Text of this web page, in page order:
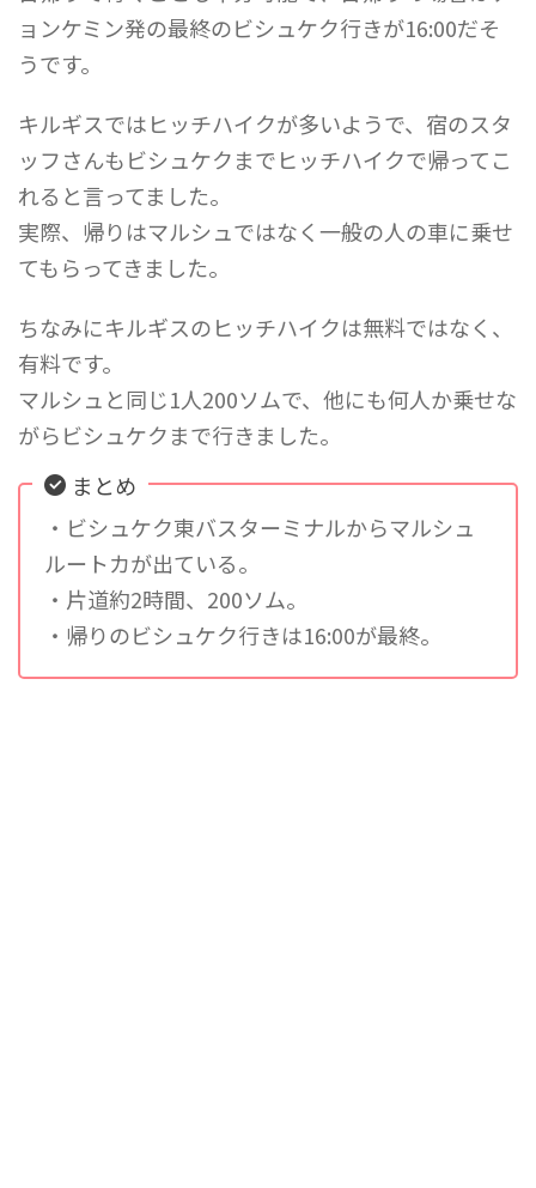
ョンケミン発の最終のビシュケク行きが16:00だそ
うです。
キルギスではヒッチハイクが多いようで、宿のスタ
ッフさんもビシュケクまでヒッチハイクで帰ってこ
れると言ってました。
実際、帰りはマルシュではなく一般の人の車に乗せ
てもらってきました。
ちなみにキルギスのヒッチハイクは無料ではなく、
有料です。
マルシュと同じ1人200ソムで、他にも何人か乗せな
がらビシュケクまで行きました。
まとめ
・ビシュケク東バスターミナルからマルシュ
ルートカが出ている。
・片道約2時間、200ソム。
・帰りのビシュケク行きは16:00が最終。